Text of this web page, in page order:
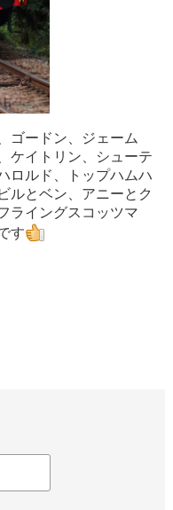
ゴードン、ジェーム
ケイトリン、シューテ
ロルド、トップハムハ
ルとベン、アニーとク
ライングスコッツマ
す